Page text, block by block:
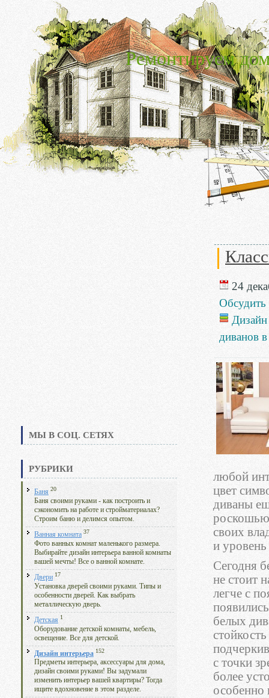
Ремонтируем
МЫ В СОЦ. СЕТЯХ
РУБРИКИ
Баня 20
Баня своими руками - как построить и
сэкономить на работе и стройматериалах?
Строим баню и делимся опытом.
Ванная комната 37
Фото ванных комнат маленького размера.
Выбирайте дизайн интерьера ванной комнаты
вашей мечты! Все о ванной комнате.
Двери 17
Установка дверей своими руками. Типы и
особенности дверей. Как выбрать
металлическую дверь.
Детская 1
Оборудование детской комнаты, мебель,
освещение. Все для детской.
Дизайн интерьера 152
Предметы интерьера, аксессуары для дома,
дизайн своими руками! Вы задумали
изменить интерьер вашей квартиры? Тогда
ищите вдохновение в этом разделе.
24
Обсудить
Дизайн
диванов
любой
цвет
диваны
роскошью
своих
и
Сегодня
не стоит
легче с
белых
с точки
более
особенно